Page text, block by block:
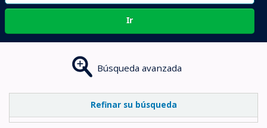
Ir
Búsqueda avanzada
Refinar su búsqueda